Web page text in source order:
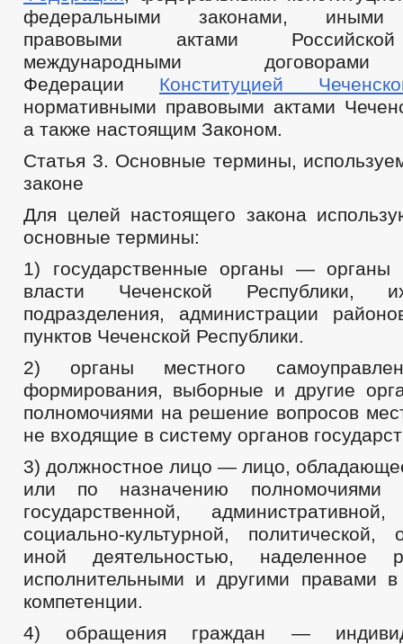
федеральными законами, иными
правовыми актами
международными
Федерации Конституцией
нормативными правовыми актами
а также настоящим Законом.
Статья 3. Основные термины,
законе
Для целей настоящего закона
основные термины:
1) государственные органы — органы
власти Чеченской Республики,
подразделения, администрации
пунктов Чеченской Республики.
2) органы местного
формирования, выборные и другие
полномочиями на решение вопросов
не входящие в систему органов
3) должностное лицо — лицо,
или по назначению полномочиями
государственной, административной,
социально-культурной,
иной деятельностью, наделенное
исполнительными и другими правами
компетенции.
4) обращения граждан —